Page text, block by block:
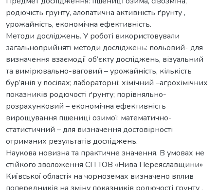
родючість грунту, алопатична активність ґрунту ,
урожайність, економічна ефективність.
Методи досліджень. У роботі використовували
загальноприйняті методи досліджень: польовий- для
визначення взаємодії об’єкту досліджень, візуальний
та вимірювально-ваговий – урожайність, кількість
бур’янів у посівах; лабораторні: хімічний –агрохімічних
показників родючості ґрунту; порівняльно-
розрахунковий – економічна ефективність
вирощування пшениці озимої; математично-
статистичний – для визначення достовірності
отриманих результатів досліджень.
Наукова новизна та практичне значення. В умовах не
стійкого зволоження СП ТОВ «Нива Переяславщини»
Київської області» на чорноземах визначено вплив